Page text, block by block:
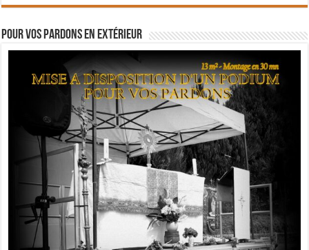
Pour vos pardons en extérieur